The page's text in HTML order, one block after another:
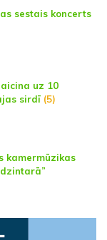
sestais koncerts
uz 10
sirdī (5)
kamermūzikas